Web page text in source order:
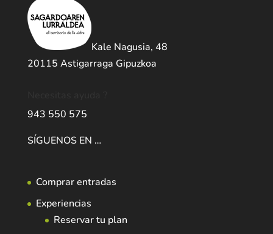
Kale Nagusia, 48
20115 Astigarraga Gipuzkoa
943 550 575
SÍGUENOS EN …
Comprar entradas
Experiencias
Reservar tu plan